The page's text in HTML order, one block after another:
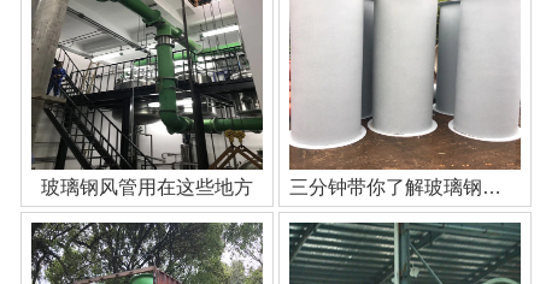
玻璃钢风管用在这些地方 三分钟带你了解玻璃钢管道